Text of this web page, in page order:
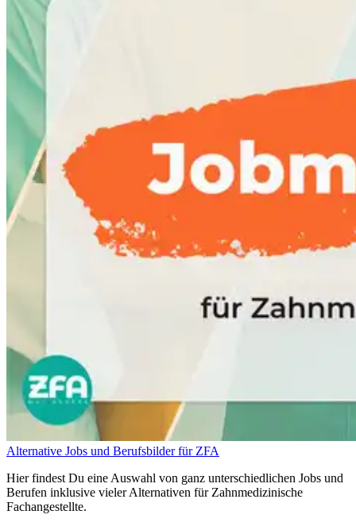
Alternative Jobs und Berufsbilder für ZFA
Hier findest Du eine Auswahl von ganz unterschiedlichen Jobs und
Berufen inklusive vieler Alternativen für Zahnmedizinische
Fachangestellte.